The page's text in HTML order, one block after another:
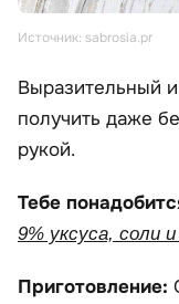
Источник: sabrosia.pr
Выразительный
получить даже
рукой.
Тебе
9% уксуса, соли и
Приготовление: